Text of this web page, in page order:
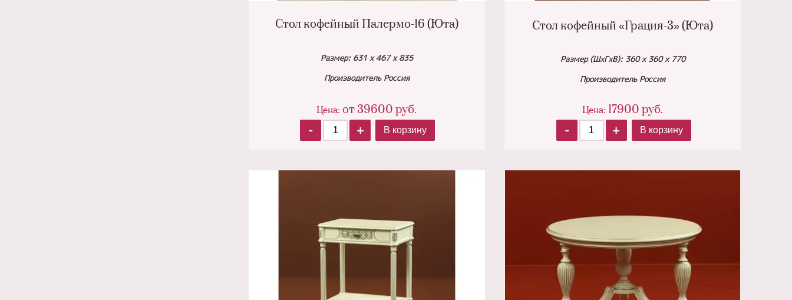
Стол кофейный Палермо-16 (Юта)
Размер: 631 х 467 х 835
Производитель Россия
Цена: от39600 руб.
-
+ В корзину
Стол кофейный «Грация-3» (Юта)
Размер (ШхГхВ): 360 х 360 х 770
Производитель Россия
Цена: 17900 руб.
-
+ В корзину